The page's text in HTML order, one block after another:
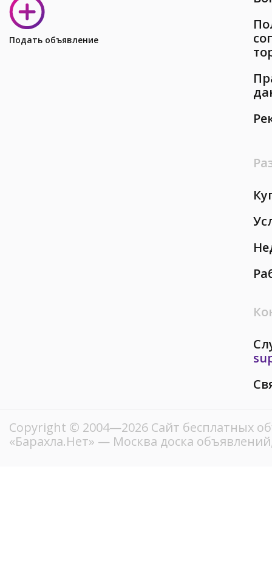
Подать объявление
Copyright © 2004—2026 Сайт бесплатных
«Барахла.Нет» — Москва доска